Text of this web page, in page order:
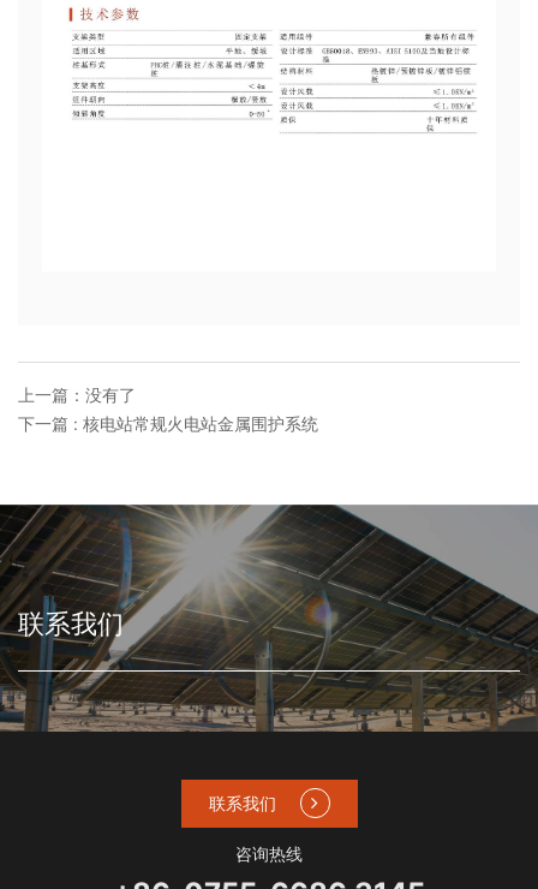
上一篇：没有了
下一篇 : 核电站常规火电站金属围护系统
联系我们
联系我们
咨询热线